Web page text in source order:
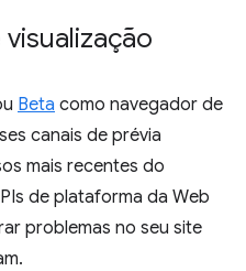
visualização
Beta como navegador de
canais de prévia
mais recentes do
de plataforma da Web
problemas no seu site